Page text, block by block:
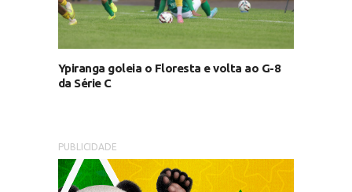
Ypiranga goleia o Floresta e volta ao G-8
da Série C
PUBLICIDADE